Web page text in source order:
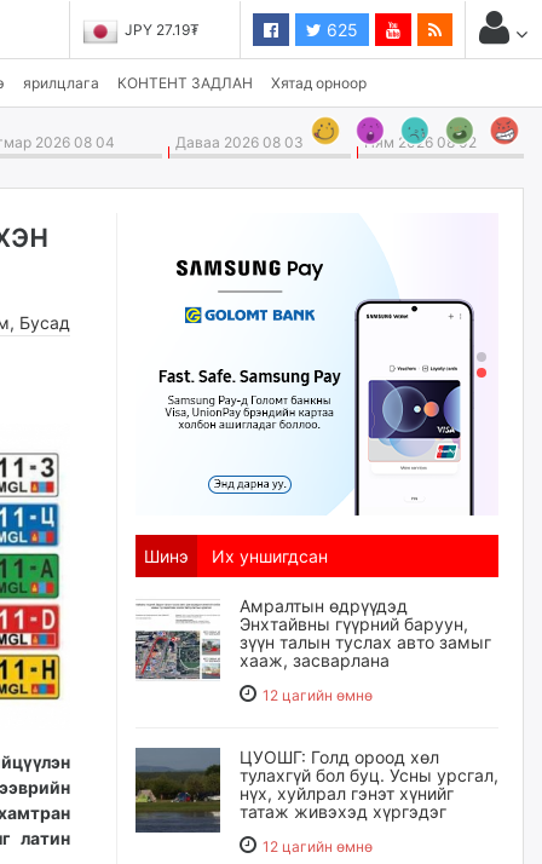
JPY 27.19₮ 625
ярилцлага КОНТЕНТ ЗАДЛАН Хятад орноор
2026 08 04 Даваа 2026 08 03 Ням 2026 08 02
, Бусад
латин
Шинэ Их уншигдсан
Амралтын өдрүүдэд
Энхтайвны гүүрний баруун,
зүүн талын туслах авто замыг
хааж, засварлана
12 цагийн өмнө
ЦУОШГ: Голд ороод хөл
тулахгүй бол буц. Усны урсгал,
нүх, хуйлрал гэнэт хүнийг
татаж живэхэд хүргэдэг
12 цагийн өмнө